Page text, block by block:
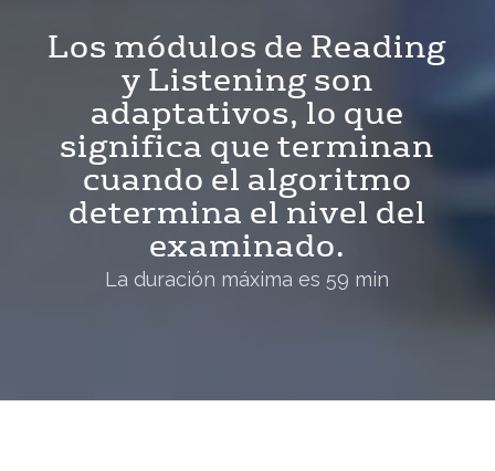
Los módulos de Reading
y Listening son
adaptativos, lo que
significa que terminan
cuando el algoritmo
determina el nivel del
examinado.
La duración máxima es 59 min